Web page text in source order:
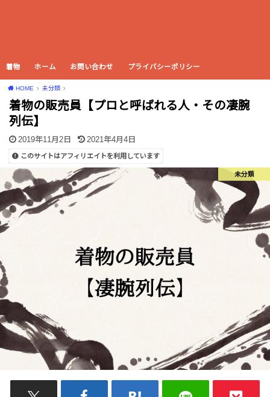
着物 ホーム お問い合わせ プライバシーポリシー
HOME 未分類
着物の販売員【プロと呼ばれる人・その凄腕
列伝】
2019年11月2日 2021年4月4日
このサイトはアフィリエイトを利用しています
未分類